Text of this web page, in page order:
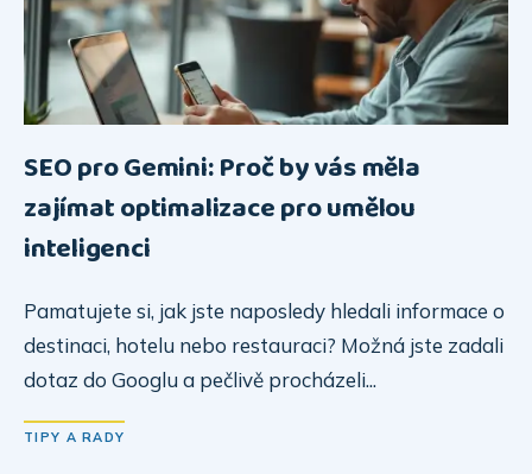
SEO pro Gemini: Proč by vás měla
zajímat optimalizace pro umělou
inteligenci
Pamatujete si, jak jste naposledy hledali informace o
destinaci, hotelu nebo restauraci? Možná jste zadali
dotaz do Googlu a pečlivě procházeli...
TIPY A RADY